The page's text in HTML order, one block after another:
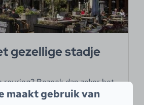
gezellige stadje
Bezoek dan zeker het
op 9 kilometer van uw
maakt gebruik van